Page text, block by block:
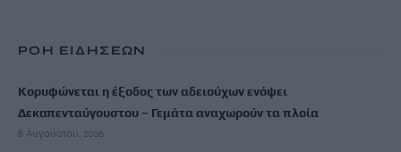
ΡΟΗ ΕΙΔΗΣΕΩΝ
Κορυφώνεται η έξοδος των αδειούχων ενόψει
Δεκαπενταύγουστου – Γεμάτα αναχωρούν τα πλοία
8 Αυγούστου, 2026